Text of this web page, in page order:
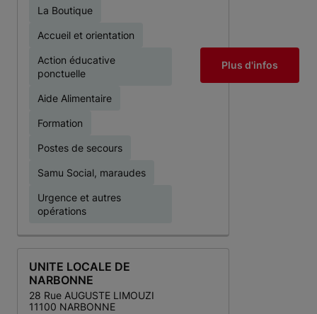
La Boutique
Accueil et orientation
Action éducative
ponctuelle
Aide Alimentaire
Formation
Postes de secours
Samu Social, maraudes
Urgence et autres
opérations
Plus d'infos
UNITE LOCALE DE
NARBONNE
28 Rue AUGUSTE LIMOUZI
11100 NARBONNE